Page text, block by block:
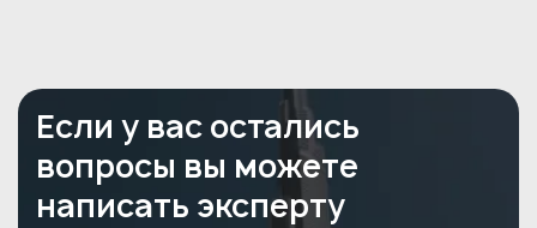
Если у вас остались
вопросы вы можете
написать эксперту